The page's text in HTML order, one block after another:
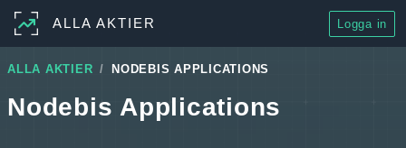
ALLA AKTIER Logga in
ALLA AKTIER NODEBIS APPLICATIONS
Nodebis Applications